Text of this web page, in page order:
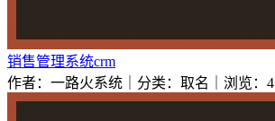
销售管理系统crm
作者：一路火系统｜分类：取名｜浏览：4